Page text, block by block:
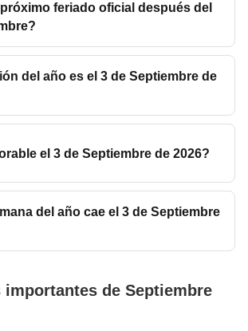
feriado oficial después del
del año es el 3 de Septiembre de
el 3 de Septiembre de 2026?
del año cae el 3 de Septiembre
importantes de Septiembre